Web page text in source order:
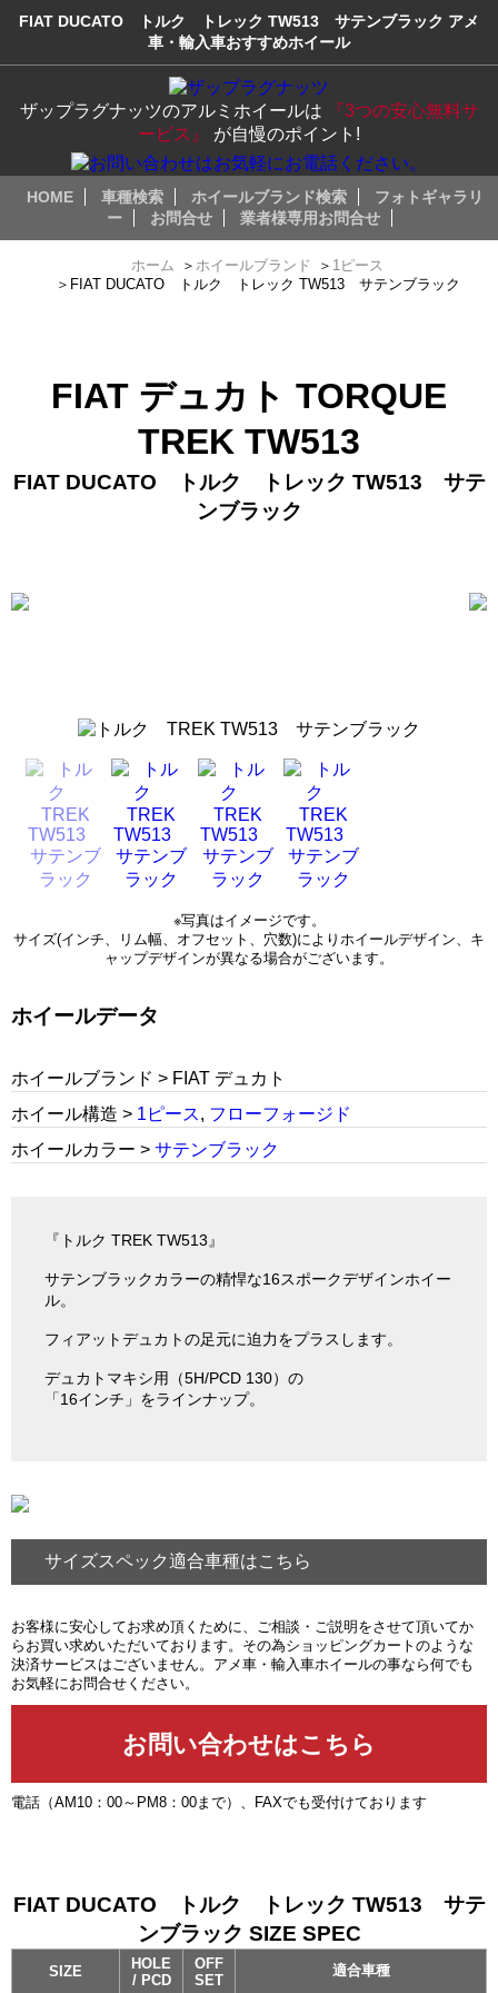
FIAT DUCATO トルク トレック TW513 サテンブラック アメ
車・輸入車おすすめホイール
ザップラグナッツのアルミホイールは
『3つの安心無料サ
ービス』 が自慢のポイント!
HOME 車種検索 ホイールブランド検索
フォトギャラリ
ー
お問合せ 業者様専用お問合せ
ホーム ＞ ホイールブランド ＞ 1ピース
＞ FIAT DUCATO トルク トレック TW513 サテンブラック
FIAT デュカト TORQUE
TREK TW513
FIAT DUCATO トルク トレック TW513 サテ
ンブラック
※写真はイメージです。
サイズ(インチ、リム幅、オフセット、穴数)によりホイールデザイン、キ
ャップデザインが異なる場合がございます。
ホイールデータ
ホイールブランド > FIAT デュカト
ホイール構造 > 1ピース, フローフォージド
ホイールカラー > サテンブラック
『トルク TREK TW513』
サテンブラックカラーの精悍な16スポークデザインホイー
ル。
フィアットデュカトの足元に迫力をプラスします。
デュカトマキシ用（5H/PCD 130）の
「16インチ」をラインナップ。
サイズスペック適合車種はこちら
お客様に安心してお求め頂くために、ご相談・ご説明をさせて頂いてか
らお買い求めいただいております。その為ショッピングカートのような
決済サービスはございません。アメ車・輸入車ホイールの事なら何でも
お気軽にお問合せください。
電話（AM10：00～PM8：00まで）、FAXでも受付けております
FIAT DUCATO トルク トレック TW513 サテ
ンブラック SIZE SPEC
SIZE
HOLE
/ PCD
OFF
SET
適合車種